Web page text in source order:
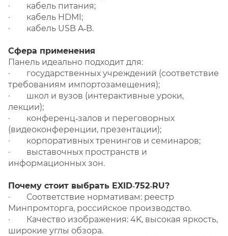
· кабель питания;
· кабель HDMI;
· кабель USB A‑B.
Сфера применения
Панель идеально подходит для:
· государственных учреждений (соответствие
требованиям импортозамещения);
· школ и вузов (интерактивные уроки,
лекции);
· конференц‑залов и переговорных
(видеоконференции, презентации);
· корпоративных тренингов и семинаров;
· выставочных пространств и
информационных зон.
Почему стоит выбрать EXID‑752‑RU?
· Соответствие нормативам: реестр
Минпромторга, российское производство.
· Качество изображения: 4K, высокая яркость,
широкие углы обзора.